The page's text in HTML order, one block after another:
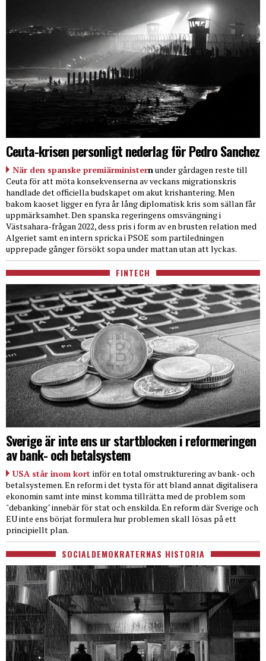
Ceuta-krisen personligt nederlag för Pedro Sanchez
När den spanske premiärministernunder gårdagen reste till
Ceuta för att möta konsekvenserna av veckans migrationskris
handlade det officiella budskapet om akut krishantering. Men
bakom kaoset ligger en fyra år lång diplomatisk kris som sällan får
uppmärksamhet. Den spanska regeringens omsvängning i
Västsahara-frågan 2022, dess pris i form av en brusten relation med
Algeriet samt en intern spricka i PSOE som partiledningen
upprepade gånger försökt sopa under mattan utan att lyckas.
FINTECH
Sverige är inte ens ur startblocken i reformeringen
av bank- och betalsystem
USA står inom kort inför en total omstrukturering av bank- och
betalsystemen. En reform i det tysta för att bland annat digitalisera
ekonomin samt inte minst komma tillrätta med de problem som
"debanking" innebär för stat och enskilda. En reform där Sverige och
EU inte ens börjat formulera hur problemen skall lösas på ett
principiellt plan.
SOCIALDEMOKRATERNAS HISTORIA